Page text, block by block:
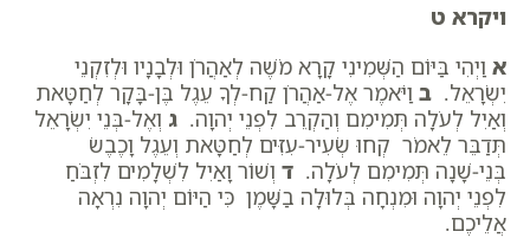
ויקרא ט
א וַיְהִי בַּיּוֹם הַשְּׁמִינִי קָרָא מֹשֶׁה לְאַהֲרֹן וּלְבָנָיו וּלְזִקְנֵי
יִשְׂרָאֵל. ב וַיֹּאמֶר אֶל-אַהֲרֹן קַח-לְךָ עֵגֶל בֶּן-בָּקָר לְחַטָּאת
וְאַיִל לְעֹלָה תְּמִימִם וְהַקְרֵב לִפְנֵי יְהוָה. ג וְאֶל-בְּנֵי יִשְׂרָאֵל
תְּדַבֵּר לֵאמֹר קְחוּ שְׂעִיר-עִזִּים לְחַטָּאת וְעֵגֶל וָכֶבֶשׂ
בְּנֵי-שָׁנָה תְּמִימִם לְעֹלָה. ד וְשׁוֹר וָאַיִל לִשְׁלָמִים לִזְבֹּחַ
לִפְנֵי יְהוָה וּמִנְחָה בְּלוּלָה בַשָּׁמֶן כִּי הַיּוֹם יְהוָה נִרְאָה
אֲלֵיכֶם.